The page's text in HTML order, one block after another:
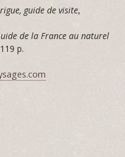
guide de visite,
de la France au naturel
p.